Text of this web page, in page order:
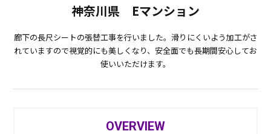
神奈川県 Eマンション
廊下の長尺シートの張替工事を行いました。滑りにくいよう加工がさ
れていますので視覚的にも美しくなり、安全面でも長期間安心してお
使いいただけます。
OVERVIEW